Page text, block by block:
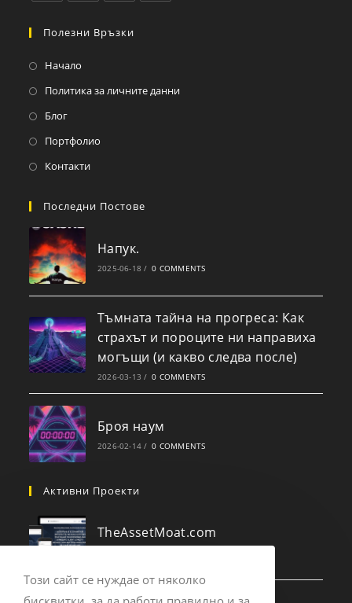
Полезни Връзки
Начало
Политика за личните данни
Блог
Портфолио
Контакти
Последни Постове
Напук.
2025-06-18 / 0 COMMENTS
Тъмната тайна на прогреса: Как
страхът и пороците ни направиха
могъщи (и какво следва после)
2026-03-13 / 0 COMMENTS
Броя наум
2026-02-14 / 0 COMMENTS
Активни Проекти
TheAssetMoat.com
Този сайт се нуждае от няколко